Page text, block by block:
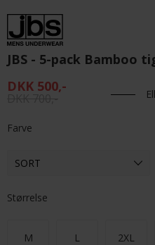
JBS - 5-pack Bamboo
DKK 500,-
Farve
Størrelse
M L 2XL